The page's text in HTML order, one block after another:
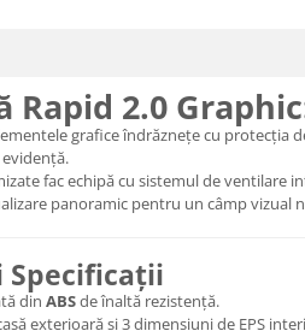
Rapid 2.0
grafice îndrăznețe cu protecția
fac echipă cu sistemul de
panoramic pentru un câmp
Specificații
din ABSde înaltă rezistență.
exterioară și 3 dimensiuni de EPS